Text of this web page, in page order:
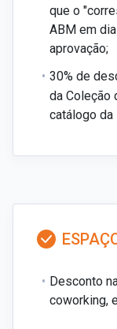
que o
ABM em
aprovação;
30% de
da Coleção
catálogo da
Desconto
coworking,